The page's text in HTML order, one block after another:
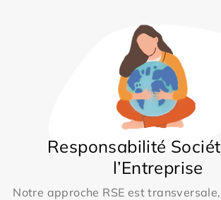
Responsabilité
l’Entreprise
Notre approche RSE est